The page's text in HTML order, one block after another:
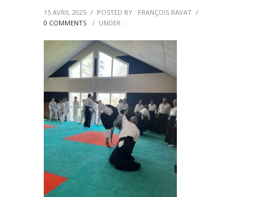
15 AVRIL 2025 / POSTED BY : FRANÇOIS RAVAT /
0 COMMENTS
/ UNDER :